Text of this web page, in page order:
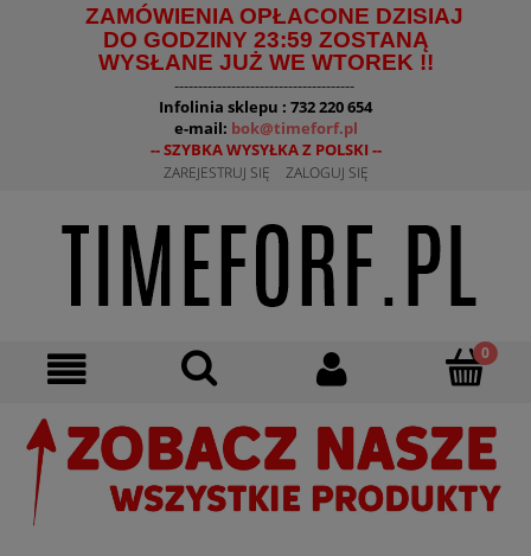
ZAMÓWIENIA OPŁACONE DZISIAJ
DO GODZINY 23:59 ZOSTANĄ
WYSŁANE JUŻ WE WTOREK !!
--------------------------------------
Infolinia sklepu : 732 220 654
e-mail: bok@timeforf.pl
-- SZYBKA WYSYŁKA Z POLSKI --
ZAREJESTRUJ SIĘ ZALOGUJ SIĘ